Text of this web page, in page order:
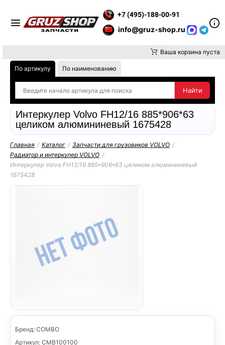
+7 (495)-188-00-91
info@gruz-shop.ru
Ваша корзина пуста
По артикулу По наименованию
Интеркулер Volvo FH12/16 885*906*63
целиком алюмининевый 1675428
Главная / Каталог / Запчасти для грузовиков VOLVO /
Радиатор и интеркулер VOLVO /
Интеркулер Volvo FH12/16 885*906*63 целиком алюмининевый
1675428
Бренд: COMBO
Артикул: CMB100100